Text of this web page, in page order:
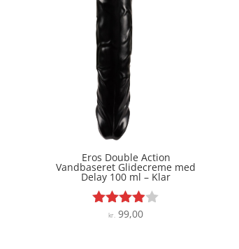
Eros Double Action
Vandbaseret Glidecreme med
Delay 100 ml – Klar
Vurderet
kr. 99,00